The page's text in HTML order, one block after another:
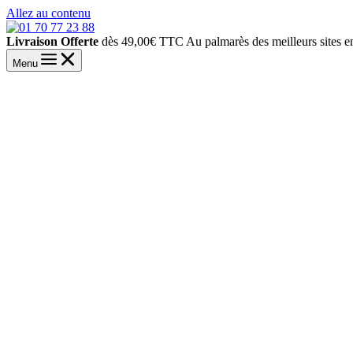
Allez au contenu
Livraison Offerte dès 49,00€ TTC Au palmarès des meilleurs sites
Menu